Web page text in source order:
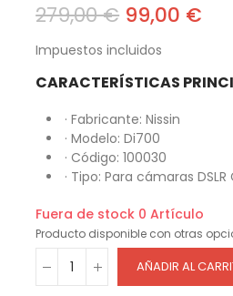
279,00 € 99,00 €
Impuestos incluidos
CARACTERÍSTICAS
· Fabricante: Nissin
· Modelo: Di700
· Código: 100030
· Tipo: Para cámaras
Fuera de stock 0 Artículo
Producto disponible con otras
AÑADIR AL